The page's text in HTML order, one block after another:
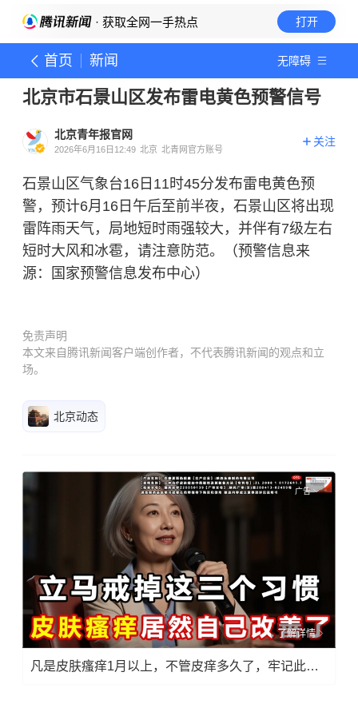
· 获取全网一手热点 打开
首页 新闻 无障碍
北京市石景山区发布雷电黄色预警信号
北京青年报官网
2026年6月16日12:49 北京 北青网官方账号
关注
石景山区气象台16日11时45分发布雷电黄色预
警，预计6月16日午后至前半夜，石景山区将出现
雷阵雨天气，局地短时雨强较大，并伴有7级左右
短时大风和冰雹，请注意防范。（预警信息来
源：国家预警信息发布中心）
免责声明
本文来自腾讯新闻客户端创作者，不代表腾讯新闻的观点和立
场。
北京动态
广告
了解详情
凡是皮肤瘙痒1月以上，不管皮痒多久了，牢记此法，快！准！狠！